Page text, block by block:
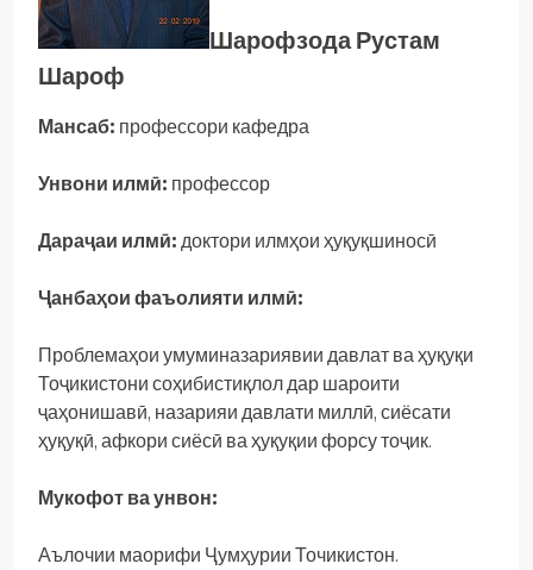
Шарофзода Рустам
Шароф
Мансаб: профессори кафедра
Унвони илмӣ: профессор
Дараҷаи илмӣ: доктори илмҳои ҳуқуқшиносӣ
Ҷанбаҳои фаъолияти илмӣ:
Проблемаҳои умуминазариявии давлат ва ҳуқуқи
Тоҷикистони соҳибистиқлол дар шароити
ҷаҳонишавӣ, назарияи давлати миллӣ, сиёсати
ҳуқуқӣ, афкори сиёсӣ ва ҳуқуқии форсу тоҷик.
Мукофот ва унвон:
Аълочии маорифи Ҷумҳурии Точикистон.